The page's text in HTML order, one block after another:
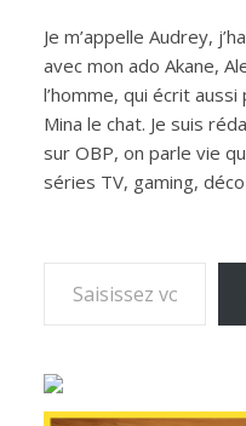
Je m’appelle Audrey,
avec mon ado Akane,
l’homme, qui écrit
Mina le chat. Je suis
sur OBP, on parle vie
séries TV, gaming, déco
Saisissez votre